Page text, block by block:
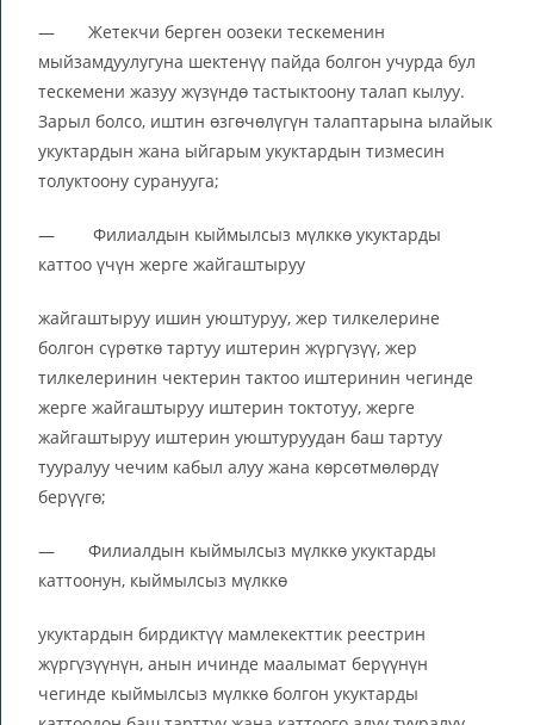
— Жетекчи берген оозеки тескеменин
мыйзамдуулугуна шектенүү пайда болгон учурда бул
тескемени жазуу жүзүндө тастыктоону талап кылуу.
Зарыл болсо, иштин өзгөчөлүгүн талаптарына ылайык
укуктардын жана ыйгарым укуктардын тизмесин
толуктоону суранууга;
— Филиалдын кыймылсыз мүлккө укуктарды
каттоо үчүн жерге жайгаштыруу
жайгаштыруу ишин уюштуруу, жер тилкелерине
болгон сүрөткө тартуу иштерин жүргүзүү, жер
тилкелеринин чектерин тактоо иштеринин чегинде
жерге жайгаштыруу иштерин токтотуу, жерге
жайгаштыруу иштерин уюштуруудан баш тартуу
тууралуу чечим кабыл алуу жана көрсөтмөлөрдү
берүүгө;
— Филиалдын кыймылсыз мүлккө укуктарды
каттоонун, кыймылсыз мүлккө
укуктардын бирдиктүү мамлекекттик реестрин
жүргүзүүнүн, анын ичинде маалымат берүүнүн
чегинде кыймылсыз мүлккө болгон укуктарды